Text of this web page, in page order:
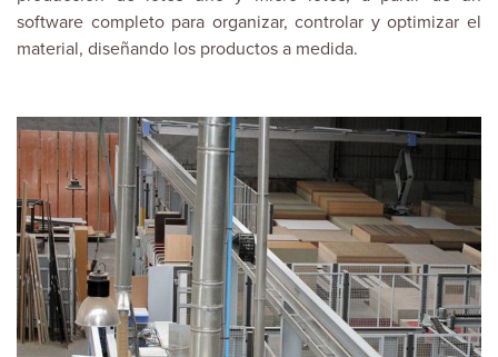
software completo para organizar, controlar y optimizar el
material, diseñando los productos a medida.